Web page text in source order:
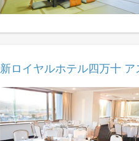
新ロイヤルホテル四万十 ア